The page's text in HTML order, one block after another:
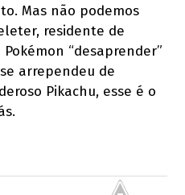
Mas não podemos
residente de
“desaprender”
arrependeu de
Pikachu, esse é o